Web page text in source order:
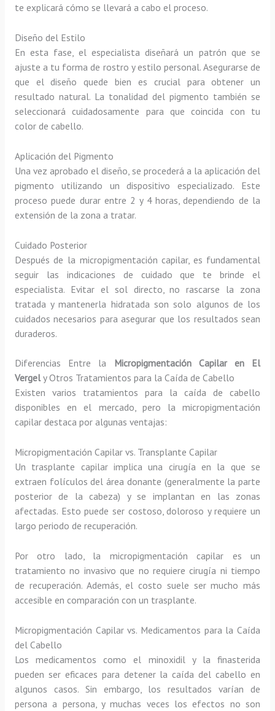
te explicará cómo se llevará a cabo el proceso.
Diseño del Estilo
En esta fase, el especialista diseñará un patrón que se
ajuste a tu forma de rostro y estilo personal. Asegurarse de
que el diseño quede bien es crucial para obtener un
resultado natural. La tonalidad del pigmento también se
seleccionará cuidadosamente para que coincida con tu
color de cabello.
Aplicación del Pigmento
Una vez aprobado el diseño, se procederá a la aplicación del
pigmento utilizando un dispositivo especializado. Este
proceso puede durar entre 2 y 4 horas, dependiendo de la
extensión de la zona a tratar.
Cuidado Posterior
Después de la micropigmentación capilar, es fundamental
seguir las indicaciones de cuidado que te brinde el
especialista. Evitar el sol directo, no rascarse la zona
tratada y mantenerla hidratada son solo algunos de los
cuidados necesarios para asegurar que los resultados sean
duraderos.
Diferencias Entre la Micropigmentación Capilar en El
Vergely Otros Tratamientos para la Caída de Cabello
Existen varios tratamientos para la caída de cabello
disponibles en el mercado, pero la micropigmentación
capilar destaca por algunas ventajas:
Micropigmentación Capilar vs. Transplante Capilar
Un trasplante capilar implica una cirugía en la que se
extraen folículos del área donante (generalmente la parte
posterior de la cabeza) y se implantan en las zonas
afectadas. Esto puede ser costoso, doloroso y requiere un
largo periodo de recuperación.
Por otro lado, la micropigmentación capilar es un
tratamiento no invasivo que no requiere cirugía ni tiempo
de recuperación. Además, el costo suele ser mucho más
accesible en comparación con un trasplante.
Micropigmentación Capilar vs. Medicamentos para la Caída
del Cabello
Los medicamentos como el minoxidil y la finasterida
pueden ser eficaces para detener la caída del cabello en
algunos casos. Sin embargo, los resultados varían de
persona a persona, y muchas veces los efectos no son